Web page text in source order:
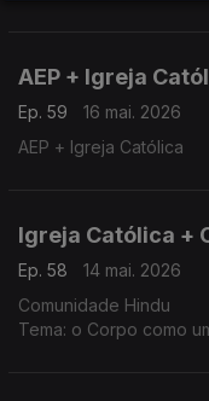
AEP + Igreja
Ep. 59
16 mai. 2026
AEP + Igreja Católica
Igreja Católica +
Ep. 58
14 mai. 2026
Comunidade Hindu
Tema: o Corpo como